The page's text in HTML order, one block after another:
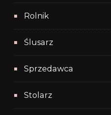
Rolnik
Ślusarz
Sprzedawca
Stolarz